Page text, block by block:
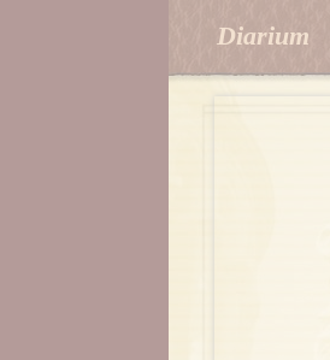
Diarium